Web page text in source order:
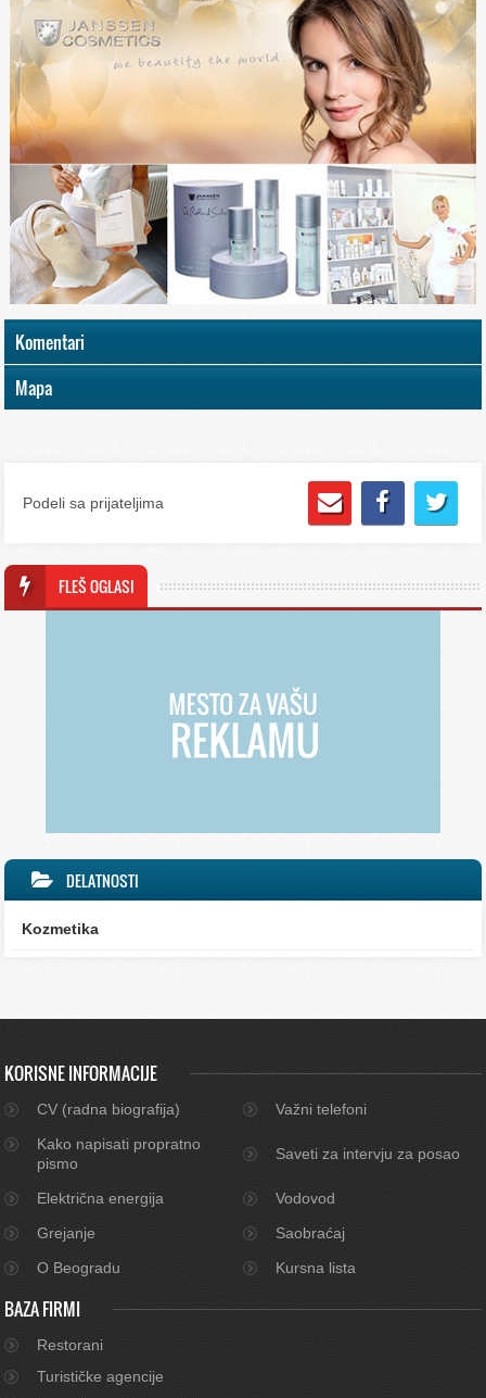
Komentari
Mapa
Podeli sa prijateljima
FLEŠ OGLASI
DELATNOSTI
Kozmetika
KORISNE INFORMACIJE
CV (radna biografija)
Važni telefoni
Kako napisati propratno
pismo
Saveti za intervju za posao
Električna energija
Vodovod
Grejanje
Saobraćaj
O Beogradu
Kursna lista
BAZA FIRMI
Restorani
Turističke agencije